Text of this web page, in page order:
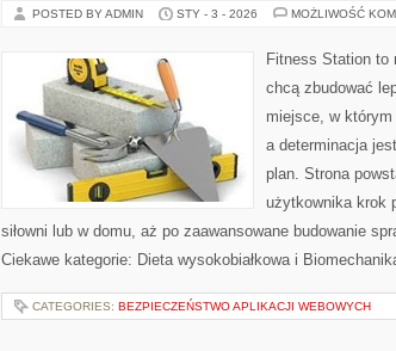
POSTED BY ADMIN STY - 3 - 2026 MOŻLIWOŚĆ
Fitness Station to
chcą zbudować
miejsce, w którym
a determinacja
plan. Strona
użytkownika krok
siłowni lub w domu, aż po zaawansowane budowanie
Ciekawe kategorie: Dieta wysokobiałkowa i
CATEGORIES: BEZPIECZEŃSTWO APLIKACJI WEBOWYCH